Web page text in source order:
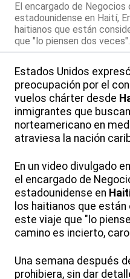
El encargado de Negocios
estadounidense en Haití,
haitianos que están
que "lo piensen dos
Estados Unidos
preocupación por el
vuelos chárter desde
inmigrantes que
norteamericano en
atraviesa la nación
En un video divulgado
el encargado de
estadounidense en
los haitianos que
este viaje que "lo
camino es incierto,
Una semana después
prohibiera, sin dar